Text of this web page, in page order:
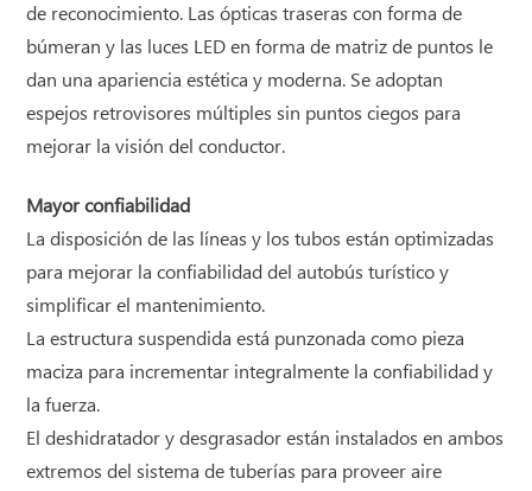
de reconocimiento. Las ópticas traseras con forma de
búmeran y las luces LED en forma de matriz de puntos le
dan una apariencia estética y moderna. Se adoptan
espejos retrovisores múltiples sin puntos ciegos para
mejorar la visión del conductor.
Mayor confiabilidad
La disposición de las líneas y los tubos están optimizadas
para mejorar la confiabilidad del autobús turístico y
simplificar el mantenimiento.
La estructura suspendida está punzonada como pieza
maciza para incrementar integralmente la confiabilidad y
la fuerza.
El deshidratador y desgrasador están instalados en ambos
extremos del sistema de tuberías para proveer aire